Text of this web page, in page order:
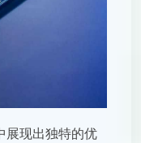
展现出独特的优